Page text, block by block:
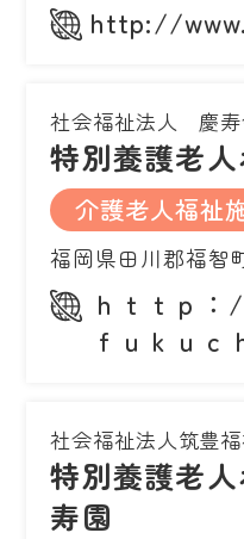
http://
社会福祉法人 慶
特別養護老
介護老人福祉
福岡県田川郡福智
ｈｔｔｐ
ｆｕｋｕ
社会福祉法人筑豊
特別養護老
寿園